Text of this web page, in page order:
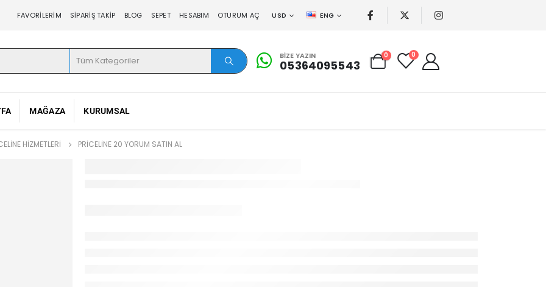
FAVORILERIM SIPARIŞ TAKIP BLOG SEPET HESABIM OTURUM AÇ USD ENG
BIZE YAZIN
05364095543
0 0
MAĞAZA KURUMSAL
HIZMETLERI PRICELINE 20 YORUM SATIN AL